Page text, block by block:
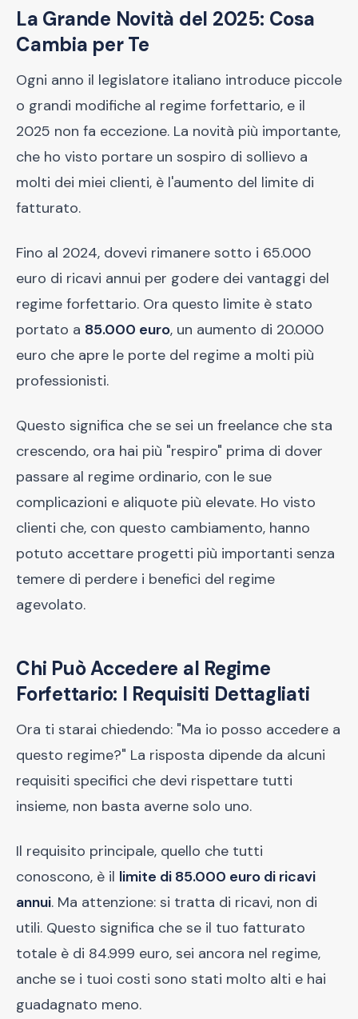
La Grande Novità del 2025: Cosa
Cambia per Te
Ogni anno il legislatore italiano introduce piccole
o grandi modifiche al regime forfettario, e il
2025 non fa eccezione. La novità più importante,
che ho visto portare un sospiro di sollievo a
molti dei miei clienti, è l'aumento del limite di
fatturato.
Fino al 2024, dovevi rimanere sotto i 65.000
euro di ricavi annui per godere dei vantaggi del
regime forfettario. Ora questo limite è stato
portato a 85.000 euro, un aumento di 20.000
euro che apre le porte del regime a molti più
professionisti.
Questo significa che se sei un freelance che sta
crescendo, ora hai più "respiro" prima di dover
passare al regime ordinario, con le sue
complicazioni e aliquote più elevate. Ho visto
clienti che, con questo cambiamento, hanno
potuto accettare progetti più importanti senza
temere di perdere i benefici del regime
agevolato.
Chi Può Accedere al Regime
Forfettario: I Requisiti Dettagliati
Ora ti starai chiedendo: "Ma io posso accedere a
questo regime?" La risposta dipende da alcuni
requisiti specifici che devi rispettare tutti
insieme, non basta averne solo uno.
Il requisito principale, quello che tutti
conoscono, è il limite di 85.000 euro di ricavi
annui. Ma attenzione: si tratta di ricavi, non di
utili. Questo significa che se il tuo fatturato
totale è di 84.999 euro, sei ancora nel regime,
anche se i tuoi costi sono stati molto alti e hai
guadagnato meno.